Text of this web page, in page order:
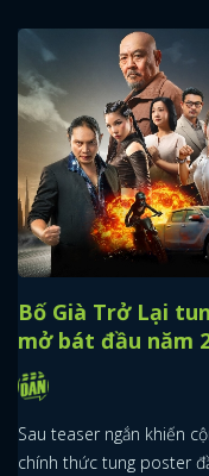
Bố Già Trở Lại
mở bát đầu năm
Sau teaser ngắn khiến
chính thức tung poster